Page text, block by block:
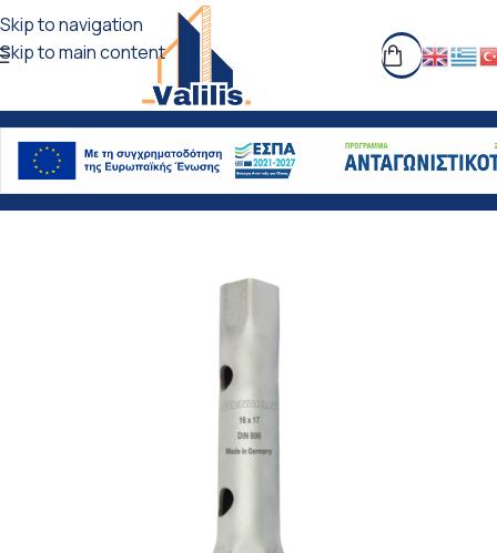
Skip to navigation
Skip to main content